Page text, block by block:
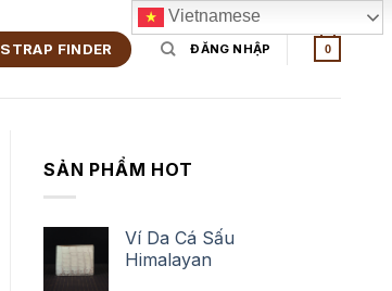
STRAP FINDER ĐĂNG NHẬP 0
SẢN PHẨM HOT
Ví Da Cá Sấu
Himalayan
Vietnamese